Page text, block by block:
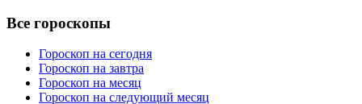
Все гороскопы
Гороскоп на сегодня
Гороскоп на завтра
Гороскоп на месяц
Гороскоп на следующий месяц